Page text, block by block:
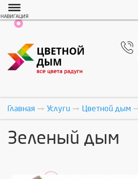
НАВИГАЦИЯ
Главная Услуги Цветной дым
Зеленый дым